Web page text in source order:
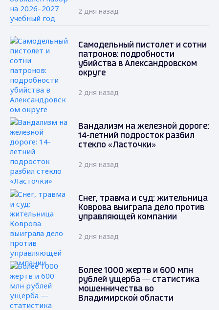
2 дня назад
Самодельный пистолет и сотни
патронов: подробности
убийства в Александровском
округе
2 дня назад
Вандализм на железной дороге:
14-летний подросток разбил
стекло «Ласточки»
2 дня назад
Снег, травма и суд: жительница
Коврова выиграла дело против
управляющей компании
2 дня назад
Более 1000 жертв и 600 млн
рублей ущерба — статистика
мошенничества во
Владимирской области